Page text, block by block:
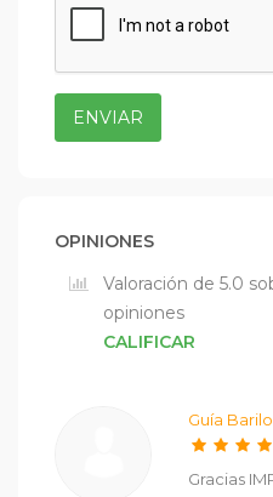
ENVIAR
OPINIONES
Valoración de 5.0
opiniones
CALIFICAR
Guía
Gracias